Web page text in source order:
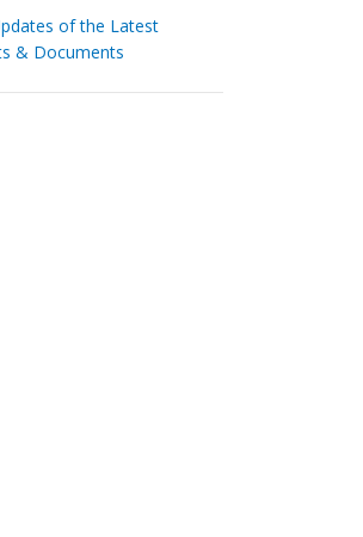
of the Latest
& Documents